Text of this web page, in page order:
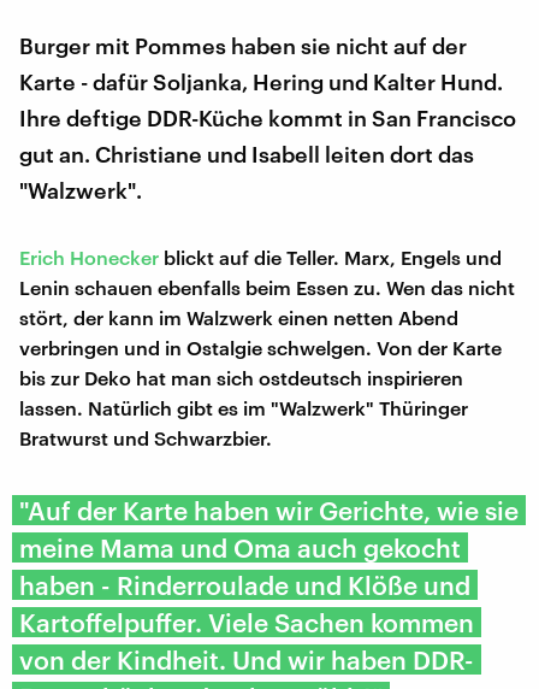
Burger mit Pommes haben sie nicht auf der
Karte - dafür Soljanka, Hering und Kalter Hund.
Ihre deftige DDR-Küche kommt in San Francisco
gut an. Christiane und Isabell leiten dort das
"Walzwerk".
Erich Honecker blickt auf die Teller. Marx, Engels und
Lenin schauen ebenfalls beim Essen zu. Wen das nicht
stört, der kann im Walzwerk einen netten Abend
verbringen und in Ostalgie schwelgen. Von der Karte
bis zur Deko hat man sich ostdeutsch inspirieren
lassen. Natürlich gibt es im "Walzwerk" Thüringer
Bratwurst und Schwarzbier.
"Auf der Karte haben wir Gerichte, wie sie
meine Mama und Oma auch gekocht
haben - Rinderroulade und Klöße und
Kartoffelpuffer. Viele Sachen kommen
von der Kindheit. Und wir haben DDR-